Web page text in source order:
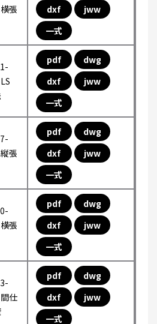
張
dxf
jww
一式
pdf
dwg
dxf
jww
一式
張
pdf
dwg
dxf
jww
一式
張
pdf
dwg
dxf
jww
一式
仕
pdf
dwg
dxf
jww
一式